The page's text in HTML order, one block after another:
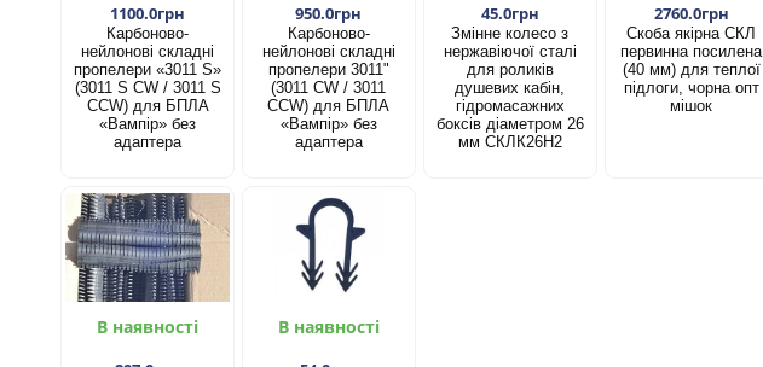
1100.0грн
Карбоново-
нейлонові складні
пропелери «3011 S»
(3011 S CW / 3011 S
CCW) для БПЛА
«Вампір» без
адаптера
950.0грн
Карбоново-
нейлонові складні
пропелери 3011"
(3011 CW / 3011
CCW) для БПЛА
«Вампір» без
адаптера
45.0грн
Змінне колесо з
нержавіючої сталі
для роликів
душевих кабін,
гідромасажних
боксів діаметром 26
мм СКЛК26Н2
2760.0грн
Скоба якірна СКЛ
первинна посилена
(40 мм) для теплої
підлоги, чорна опт
мішок
В наявності В наявності